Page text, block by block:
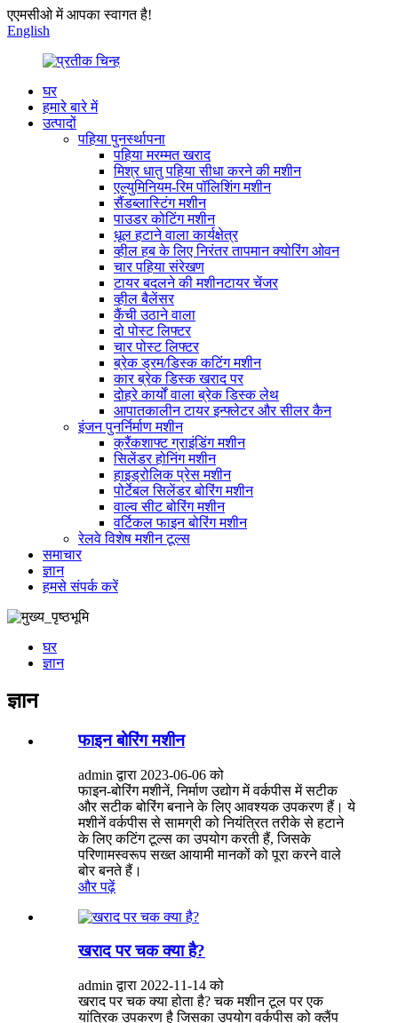
एएमसीओ में आपका स्वागत है!
English
घर
हमारे बारे में
उत्पादों
पहिया पुनर्स्थापना
पहिया मरम्मत खराद
मिश्र धातु पहिया सीधा करने की मशीन
एल्युमिनियम-रिम पॉलिशिंग मशीन
सैंडब्लास्टिंग मशीन
पाउडर कोटिंग मशीन
धूल हटाने वाला कार्यक्षेत्र
व्हील हब के लिए निरंतर तापमान क्योरिंग ओवन
चार पहिया संरेखण
टायर बदलने की मशीनटायर चेंजर
व्हील बैलेंसर
कैंची उठाने वाला
दो पोस्ट लिफ्टर
चार पोस्ट लिफ्टर
ब्रेक ड्रम/डिस्क कटिंग मशीन
कार ब्रेक डिस्क खराद पर
दोहरे कार्यों वाला ब्रेक डिस्क लेथ
आपातकालीन टायर इन्फ्लेटर और सीलर कैन
इंजन पुनर्निर्माण मशीन
क्रैंकशाफ्ट ग्राइंडिंग मशीन
सिलेंडर होनिंग मशीन
हाइड्रोलिक प्रेस मशीन
पोर्टेबल सिलेंडर बोरिंग मशीन
वाल्व सीट बोरिंग मशीन
वर्टिकल फाइन बोरिंग मशीन
रेलवे विशेष मशीन टूल्स
समाचार
ज्ञान
हमसे संपर्क करें
घर
ज्ञान
ज्ञान
फाइन बोरिंग मशीन
admin द्वारा 2023-06-06 को
फाइन-बोरिंग मशीनें, निर्माण उद्योग में वर्कपीस में सटीक
और सटीक बोरिंग बनाने के लिए आवश्यक उपकरण हैं। ये
मशीनें वर्कपीस से सामग्री को नियंत्रित तरीके से हटाने
के लिए कटिंग टूल्स का उपयोग करती हैं, जिसके
परिणामस्वरूप सख्त आयामी मानकों को पूरा करने वाले
बोर बनते हैं।
और पढ़ें
खराद पर चक क्या है?
admin द्वारा 2022-11-14 को
खराद पर चक क्या होता है? चक मशीन टूल पर एक
यांत्रिक उपकरण है जिसका उपयोग वर्कपीस को क्लैंप